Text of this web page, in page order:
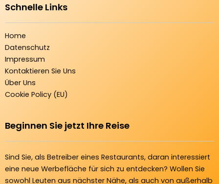
Schnelle Links
Home
Datenschutz
Impressum
Kontaktieren Sie Uns
Über Uns
Cookie Policy (EU)
Beginnen Sie jetzt Ihre Reise
Sind Sie, als Betreiber eines Restaurants, daran interessiert
eine neue Werbefläche für sich zu entdecken? Wollen Sie
sowohl Leuten aus nächster Nähe, als auch von außerhalb